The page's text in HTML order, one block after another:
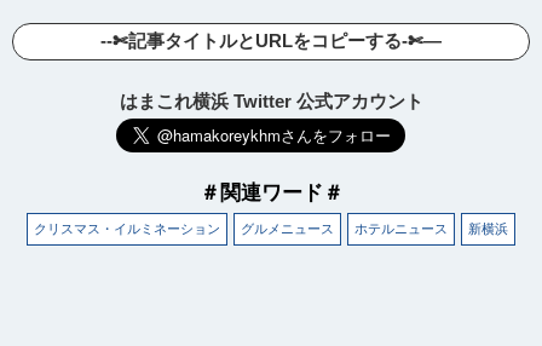
--✄記事タイトルとURLをコピーする-✄—
はまこれ横浜 Twitter 公式アカウント
＃関連ワード＃
クリスマス・イルミネーション グルメニュース ホテルニュース 新横浜